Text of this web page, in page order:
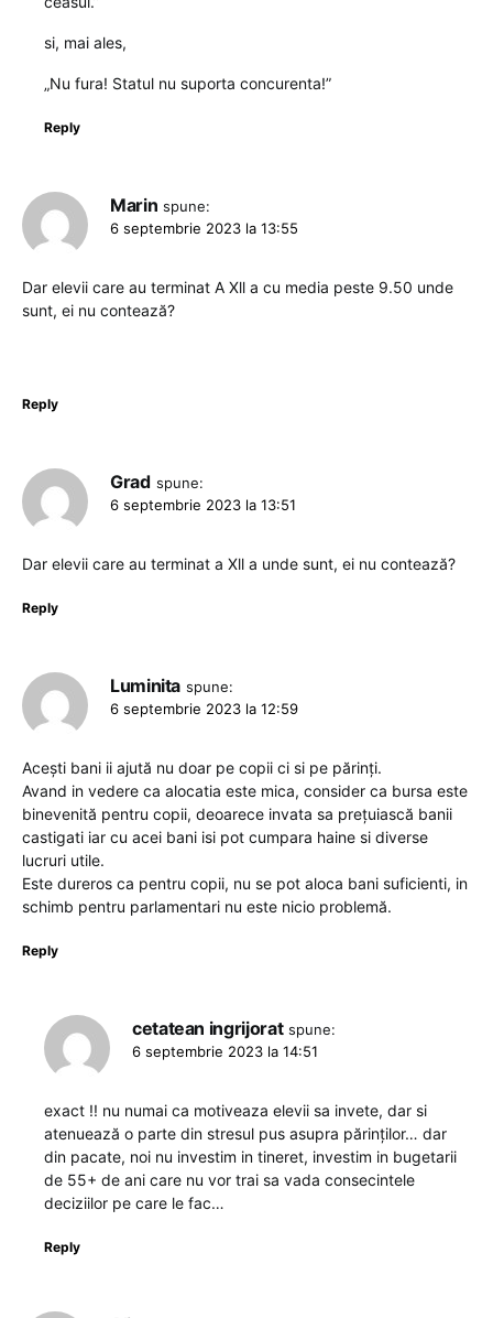
si, mai ales,
„Nu fura! Statul nu suporta concurenta!”
Reply
Marin spune:
6 septembrie 2023 la 13:55
Dar elevii care au terminat A Xll a cu media peste 9.50 unde
sunt, ei nu contează?
Reply
Grad spune:
6 septembrie 2023 la 13:51
Dar elevii care au terminat a Xll a unde sunt, ei nu contează?
Reply
Luminita spune:
6 septembrie 2023 la 12:59
Acești bani ii ajută nu doar pe copii ci si pe părinți.
Avand in vedere ca alocatia este mica, consider ca bursa este
binevenită pentru copii, deoarece invata sa prețuiască banii
castigati iar cu acei bani isi pot cumpara haine si diverse
lucruri utile.
Este dureros ca pentru copii, nu se pot aloca bani suficienti, in
schimb pentru parlamentari nu este nicio problemă.
Reply
cetatean ingrijorat spune:
6 septembrie 2023 la 14:51
exact !! nu numai ca motiveaza elevii sa invete, dar si
atenuează o parte din stresul pus asupra părinților… dar
din pacate, noi nu investim in tineret, investim in bugetarii
de 55+ de ani care nu vor trai sa vada consecintele
deciziilor pe care le fac…
Reply